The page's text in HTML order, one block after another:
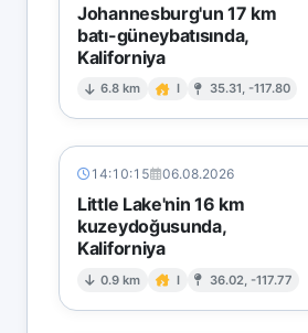
Johannesburg'un 17 km
batı-güneybatısında,
Kaliforniya
6.8 km I 35.31, -117.80
14:10:15 06.08.2026
Little Lake'nin 16 km
kuzeydoğusunda,
Kaliforniya
0.9 km I 36.02, -117.77